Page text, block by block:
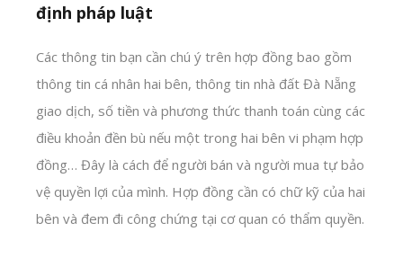
định pháp luật
Các thông tin bạn cần chú ý trên hợp đồng bao gồm
thông tin cá nhân hai bên, thông tin nhà đất Đà Nẵng
giao dịch, số tiền và phương thức thanh toán cùng các
điều khoản đền bù nếu một trong hai bên vi phạm hợp
đồng… Đây là cách để người bán và người mua tự bảo
vệ quyền lợi của mình. Hợp đồng cần có chữ kỹ của hai
bên và đem đi công chứng tại cơ quan có thẩm quyền.